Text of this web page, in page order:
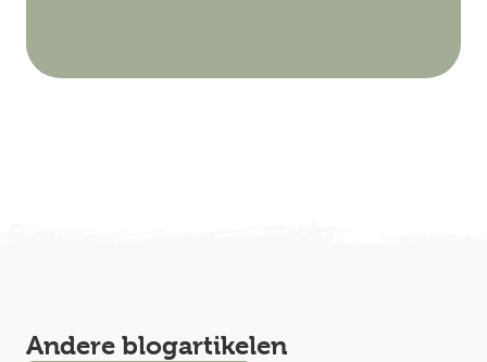
Andere blogartikelen